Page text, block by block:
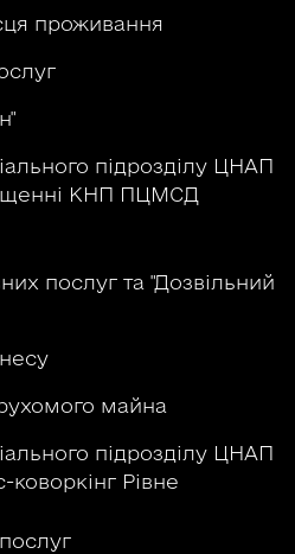
проживання
підрозділу ЦНАП
КНП ПЦМСД
послуг та "Дозвільний
майна
підрозділу ЦНАП
Рівне